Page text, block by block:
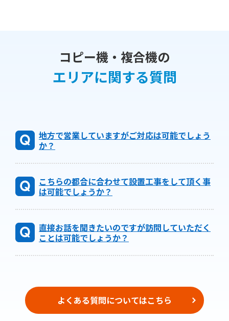
コピー機・複合機の
エリアに関する質問
地方で営業していますがご対応は可能でしょう
か？
こちらの都合に合わせて設置工事をして頂く事
は可能でしょうか？
直接お話を聞きたいのですが訪問していただく
ことは可能でしょうか？
よくある質問についてはこちら